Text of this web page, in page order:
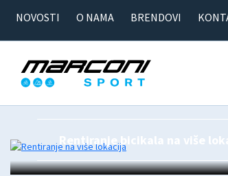
NOVOSTI O NAMA BRENDOVI
Rentiranje bicikala na više